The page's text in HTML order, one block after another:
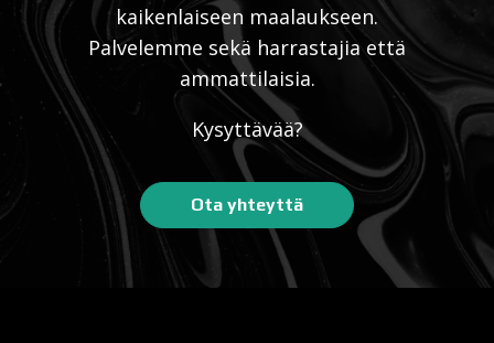
kaikenlaiseen maalaukseen.
Palvelemme sekä harrastajia että
ammattilaisia.
Kysyttävää?
Ota yhteyttä